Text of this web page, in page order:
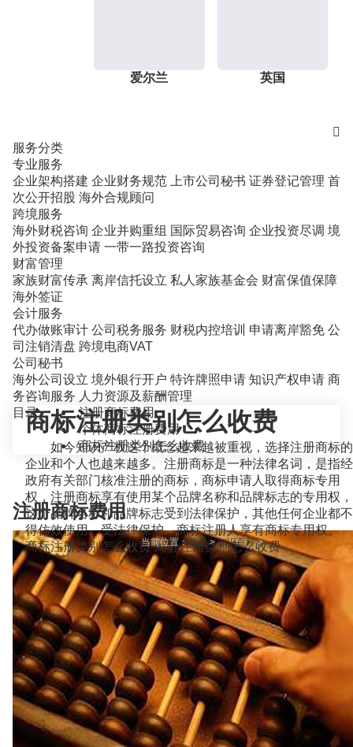
爱尔兰 英国

服务分类
专业服务
企业架构搭建 企业财务规范 上市公司秘书 证券登记管理 首
次公开招股 海外合规顾问
跨境服务
海外财税咨询 企业并购重组 国际贸易咨询 企业投资尽调 境
外投资备案申请 一带一路投资咨询
财富管理
家族财富传承 离岸信托设立 私人家族基金会 财富保值保障
海外签证
会计服务
代办做账审计 公司税务服务 财税内控培训 申请离岸豁免 公
司注销清盘 跨境电商VAT
公司秘书
海外公司设立 境外银行开户 特许牌照申请 知识产权申请 商
务咨询服务 人力资源及薪酬管理
当前位置：首页>知识百科>
商标注册类别怎么收费
如今知识产权这个概念越来越被重视，选择注册商标的
企业和个人也越来越多。注册商标是一种法律名词，是指经
政府有关部门核准注册的商标，商标申请人取得商标专用
权，注册商标享有使用某个品牌名称和品牌标志的专用权，
这个品牌名称和品牌标志受到法律保护，其他任何企业都不
得仿效使用。受法律保护，商标注册人享有商标专用权。
商标注册类别怎么收费 商标注册类别怎么收费
目录
注册商标费用
个体商标注册费用
商标注册类别怎么收费
注册商标费用